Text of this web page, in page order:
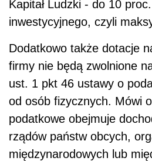
Kapitał Ludzki - do 10
inwestycyjnego, czyli
Dodatkowo także dotacje
firmy nie będą zwolnione
ust. 1 pkt 46 ustawy o
od osób fizycznych. Mówi
podatkowe obejmuje
rządów państw obcych,
międzynarodowych lub